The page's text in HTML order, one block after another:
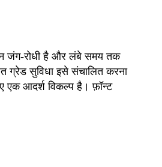
जंग-रोधी है और लंबे समय तक
ग्रेड सुविधा इसे संचालित करना
एक आदर्श विकल्प है। फ़ॉन्ट